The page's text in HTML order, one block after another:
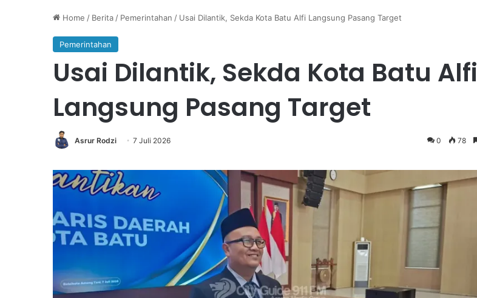
Home / Berita / Pemerintahan / Usai Dilantik, Sekda Kota Batu Alfi Langsung Pasang Target
Pemerintahan
Usai Dilantik, Sekda Kota Batu Alfi
Langsung Pasang Target
Asrur Rodzi 7 Juli 2026 0 78